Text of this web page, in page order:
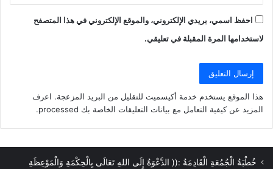
احفظ اسمي، بريدي الإلكتروني، والموقع الإلكتروني في هذا المتصفح
لاستخدامها المرة المقبلة في تعليقي.
هذا الموقع يستخدم خدمة أكيسميت للتقليل من البريد المزعجة. اعرف
المزيد عن كيفية التعامل مع بيانات التعليقات الخاصة بك processed
.
خُطْبَةُ الْجُمُعَةِ الْقَادِمَةُ :(( الدَّعْوَةُ إِلَى اللهِ تَعَالَى بِالْحِكْمَةِ وَالْمَوْعِظَةِ